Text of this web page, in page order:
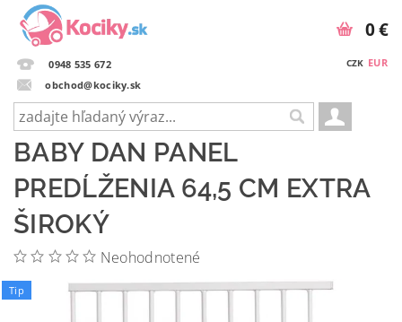
0948 535 672
obchod@kociky.sk
CZK EUR
0 €
BABY DAN PANEL
PREDĹŽENIA 64,5 CM EXTRA
ŠIROKÝ
Neohodnotené
Tip